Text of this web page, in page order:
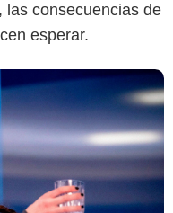
las consecuencias de
esperar.